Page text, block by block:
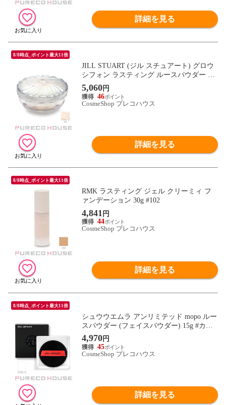
詳細を見る
8/8時点_ポイント最大11倍
JILL STUART (ジル スチュアート) グロウ
シフォン ラスティング ルースパウダー 20
g #04 luminous satin
5,060円
46
CosmeShop プレコハウス
詳細を見る
8/8時点_ポイント最大11倍
RMK ラスティング ジェル クリーミィ フ
ァンデーション 30g #102
4,841 円
44
CosmeShop プレコハウス
詳細を見る
8/8時点_ポイント最大11倍
シュウウエムラ アンリミテッド mopo ルー
スパウダー (フェイスパウダー) 15g #カラ
レス
4,970円
45
CosmeShop プレコハウス
詳細を見る